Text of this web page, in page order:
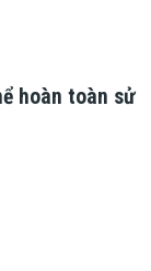
hoàn toàn sử